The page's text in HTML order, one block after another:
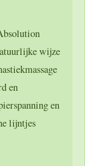
wijze
en
en
lijntjes